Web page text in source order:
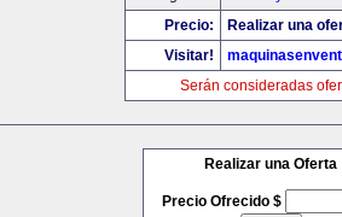
Precio:
Realizar una
Visitar!
Serán consideradas
Realizar una Oferta
Precio Ofrecido $